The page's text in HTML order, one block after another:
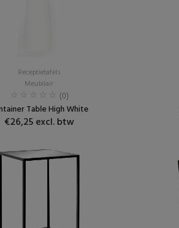
Receptietafels
Meubilair
(0)
Table High White
€26,25 excl. btw